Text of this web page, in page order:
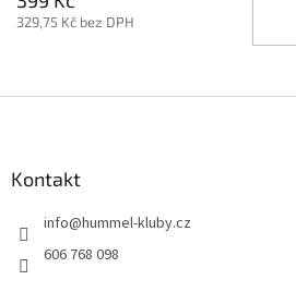
329,75 Kč bez DPH
Kontakt
info@hummel-kluby.cz
606 768 098